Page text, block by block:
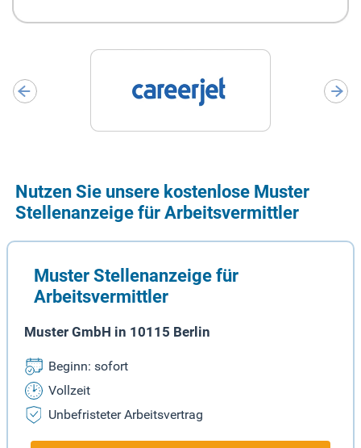
Nutzen Sie unsere kostenlose Muster
Stellenanzeige für Arbeitsvermittler
Muster Stellenanzeige für
Arbeitsvermittler
Muster GmbH in 10115 Berlin
Beginn: sofort
Vollzeit
Unbefristeter Arbeitsvertrag